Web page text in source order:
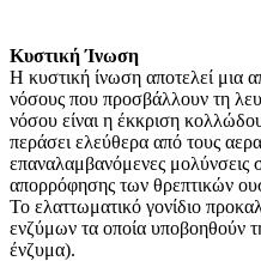
Κυστική Ίνωση
Η κυστική ίνωση αποτελεί μια
νόσους που προσβάλλουν τη
νόσου είναι η έκκριση
περάσει ελεύθερα από τους
επαναλαμβανόμενες μολύνσεις
απορρόφησης των θρεπτικών
Το ελαττωματικό γονίδιο
ενζύμων τα οποία υποβοηθούν
ένζυμα).